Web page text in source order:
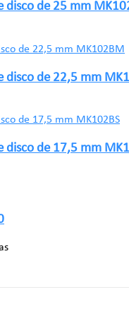
disco de 25 mm
disco de 22,5 mm
disco de 17,5 mm